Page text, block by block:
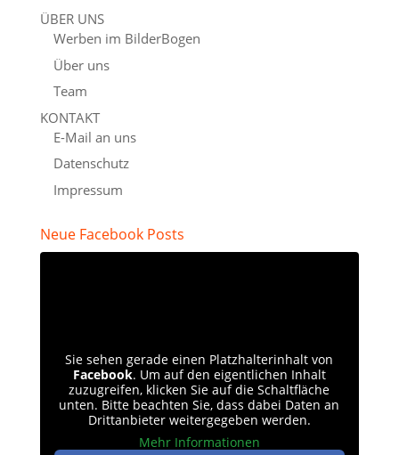
ÜBER UNS
Werben im BilderBogen
Über uns
Team
KONTAKT
E-Mail an uns
Datenschutz
Impressum
Neue Facebook Posts
Sie sehen gerade einen Platzhalterinhalt von
Facebook. Um auf den eigentlichen Inhalt
zuzugreifen, klicken Sie auf die Schaltfläche
unten. Bitte beachten Sie, dass dabei Daten an
Drittanbieter weitergegeben werden.
Mehr Informationen